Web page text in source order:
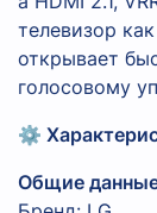
телевизор
открывает
голосовому
⚙️
Общие